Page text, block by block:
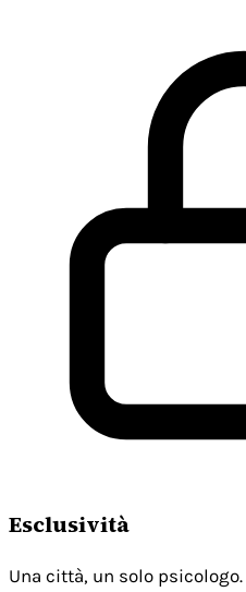
Esclusività
Una città, un solo